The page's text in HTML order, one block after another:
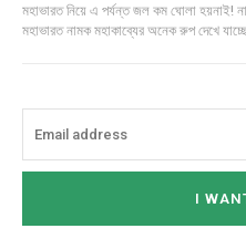
মহাভারত নিয়ে এ পর্যন্ত জল কম ঘোলা হয়নাই!
I